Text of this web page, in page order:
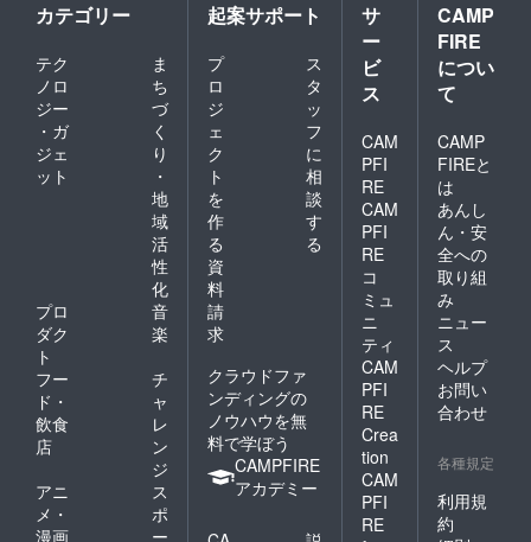
カテゴリー
テク
ノロ
ジー
・ガ
ジェ
ット
ま
ち
づ
く
り
・
地
域
活
性
化
プロ
ダク
ト
音
楽
フー
ド・
飲食
店
チ
ャ
レ
ン
ジ
アニ
メ・
漫画
ス
ポ
ー
起案サポート
プ
ロ
ジ
ェ
ク
ト
を
作
る
ス
タ
ッ
フ
に
相
談
す
る
資
料
請
求
クラウドファ
ンディングの
ノウハウを無
料で学ぼう
CAMPFIRE
アカデミー
サ
ー
ビ
ス
CAM
PFI
RE
CAM
PFI
RE
コ
ミュ
ニ
ティ
CAM
PFI
RE
Crea
tion
CAM
PFI
RE
CAMP
FIRE
につい
て
CAMP
FIREと
は
あんし
ん・安
全への
取り組
み
ニュー
ス
ヘルプ
お問い
合わせ
各種規定
利用規
約